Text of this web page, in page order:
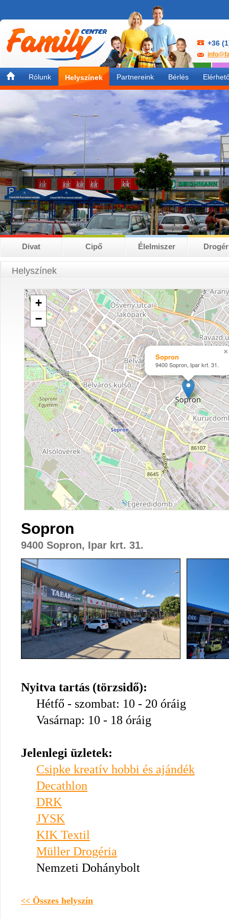
+36
Rólunk Helyszínek Partnereink Bérlés
Divat Cipő Élelmiszer
Helyszínek
Sopron
9400 Sopron, Ipar krt. 31.
×
+
−
Sopron
9400 Sopron, Ipar krt. 31.
Nyitva tartás (törzsidő):
Hétfő - szombat: 10 - 20 óráig
Vasárnap: 10 - 18 óráig
Jelenlegi üzletek:
Csipke kreatív hobbi és ajándék
Decathlon
DRK
JYSK
KIK Textil
Müller Drogéria
Nemzeti Dohánybolt
<< Összes helyszín